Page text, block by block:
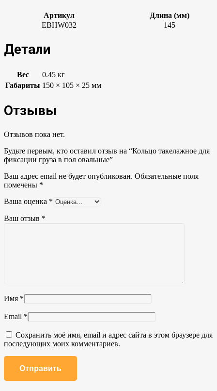
Артикул
Длина (мм)
EBHW032
145
Детали
Вес
0.45 кг
Габариты 150 × 105 × 25 мм
Отзывы
Отзывов пока нет.
Будьте первым, кто оставил отзыв на “Кольцо такелажное для
фиксации груза в пол овальные”
Ваш адрес email не будет опубликован. Обязательные поля
помечены *
Ваша оценка *
Ваш отзыв *
Имя *
Email *
Сохранить моё имя, email и адрес сайта в этом браузере для
последующих моих комментариев.